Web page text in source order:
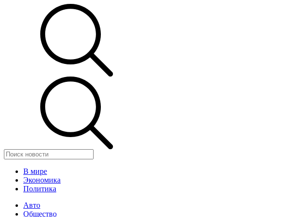
В мире
Экономика
Политика
Авто
Общество